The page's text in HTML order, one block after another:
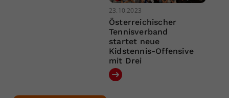
23.10.2023
Österreichischer
Tennisverband
startet neue
Kidstennis-Offensive
mit Drei